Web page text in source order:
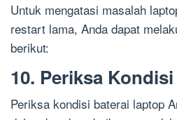
Untuk mengatasi masalah
restart lama, Anda dapat
berikut:
10. Periksa
Periksa kondisi baterai laptop